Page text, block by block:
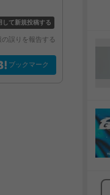
して新規投稿する
誤りを報告する
ブックマーク